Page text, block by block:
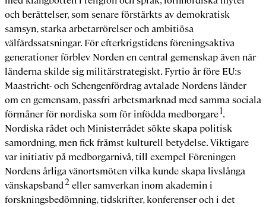
och berättelser, som senare förstärkts av demokratisk
samsyn, starka arbetarrörelser och ambitiösa
välfärdssatsningar. För efterkrigstidens föreningsaktiva
generationer förblev Norden en central gemenskap även när
länderna skilde sig militärstrategiskt. Fyrtio år före EU:s
Maastricht- och Schengenfördrag avtalade Nordens länder
om en gemensam, passfri arbetsmarknad med samma sociala
förmåner för nordiska som för infödda medborgare1.
Nordiska rådet och Ministerrådet sökte skapa politisk
samordning, men fick främst kulturell betydelse. Viktigare
var initiativ på medborgarnivå, till exempel Föreningen
Nordens årliga vänortsmöten vilka kunde skapa livslånga
vänskapsband2 eller samverkan inom akademin i
forskningsbedömning, tidskrifter, konferenser och i det